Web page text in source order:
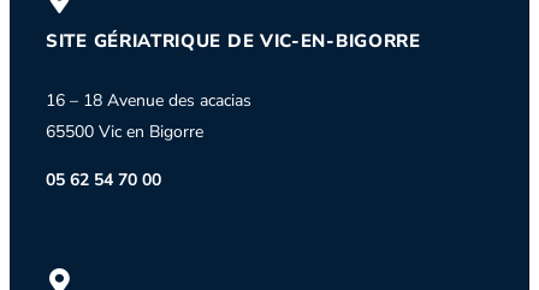
SITE GÉRIATRIQUE DE VIC-EN-BIGORRE
16 – 18 Avenue des acacias
65500 Vic en Bigorre
05 62 54 70 00